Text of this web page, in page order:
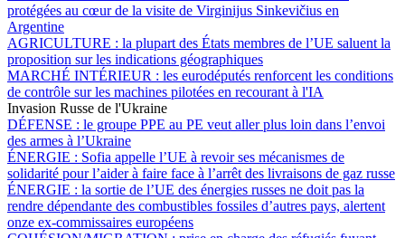
protégées au cœur de la visite de Virginijus Sinkevičius en
Argentine
AGRICULTURE : la plupart des États membres de l’UE saluent la
proposition sur les indications géographiques
MARCHÉ INTÉRIEUR : les eurodéputés renforcent les conditions
de contrôle sur les machines pilotées en recourant à l'IA
Invasion Russe de l'Ukraine
DÉFENSE : le groupe PPE au PE veut aller plus loin dans l’envoi
des armes à l’Ukraine
ÉNERGIE : Sofia appelle l’UE à revoir ses mécanismes de
solidarité pour l’aider à faire face à l’arrêt des livraisons de gaz russe
ÉNERGIE : la sortie de l’UE des énergies russes ne doit pas la
rendre dépendante des combustibles fossiles d’autres pays, alertent
onze ex-commissaires européens